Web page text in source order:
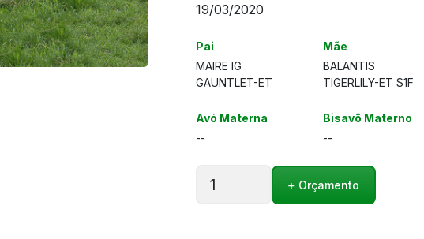
19/03/2020
Pai
MAIRE IG
GAUNTLET-ET
Mãe
BALANTIS
TIGERLILY-ET S1F
Avó Materna
--
Bisavô Materno
--
MG
+ Orçamento